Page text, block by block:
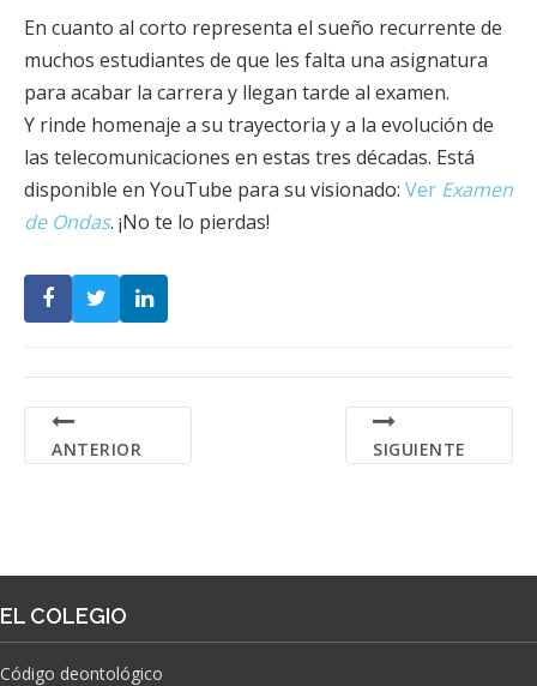
En cuanto al corto representa el sueño recurrente de
muchos estudiantes de que les falta una asignatura
para acabar la carrera y llegan tarde al examen.
Y rinde homenaje a su trayectoria y a la evolución de
las telecomunicaciones en estas tres décadas. Está
disponible en YouTube para su visionado: Ver Examen
de Ondas. ¡No te lo pierdas!
ANTERIOR SIGUIENTE
EL COLEGIO
Código deontológico